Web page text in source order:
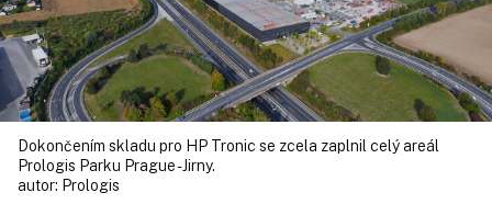
Dokončením skladu pro HP Tronic se zcela zaplnil celý areál
Prologis Parku Prague - Jirny.
autor: Prologis